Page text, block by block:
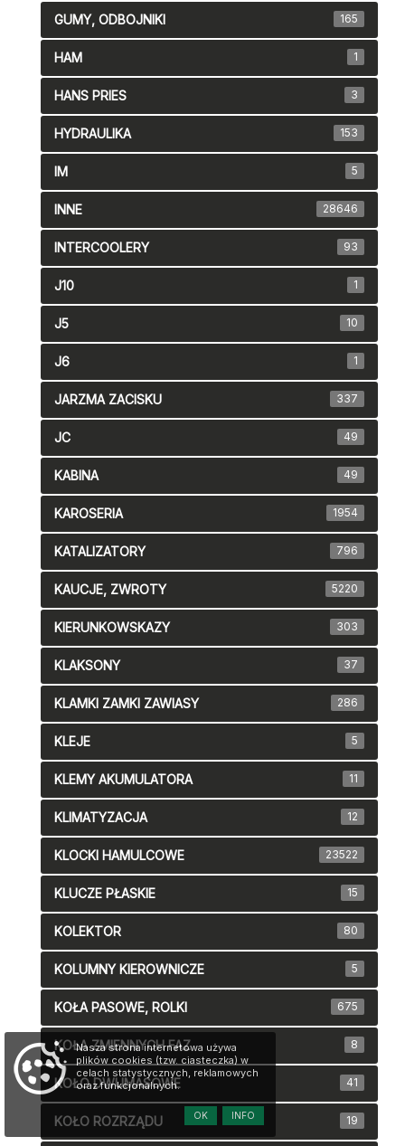
GUMY, ODBOJNIKI 165
HAM 1
HANS PRIES 3
HYDRAULIKA 153
IM 5
INNE 28646
INTERCOOLERY 93
J10 1
J5 10
J6 1
JARZMA ZACISKU 337
JC 49
KABINA 49
KAROSERIA 1954
KATALIZATORY 796
KAUCJE, ZWROTY 5220
KIERUNKOWSKAZY 303
KLAKSONY 37
KLAMKI ZAMKI ZAWIASY 286
KLEJE 5
KLEMY AKUMULATORA 11
KLIMATYZACJA 12
KLOCKI HAMULCOWE 23522
KLUCZE PŁASKIE 15
KOLEKTOR 80
KOLUMNY KIEROWNICZE 5
KOŁA PASOWE, ROLKI 675
KOŁA ZMIENNYCH FAZ 8
KOŁO DWUMASOWE 41
KOŁO ROZRZĄDU 19
Nasza strona internetowa używa
plików cookies (tzw. ciasteczka) w
celach statystycznych, reklamowych
oraz funkcjonalnych.
INFO
OK